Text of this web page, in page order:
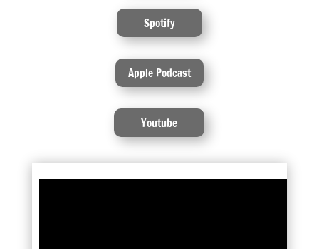
Spotify
Apple Podcast
Youtube